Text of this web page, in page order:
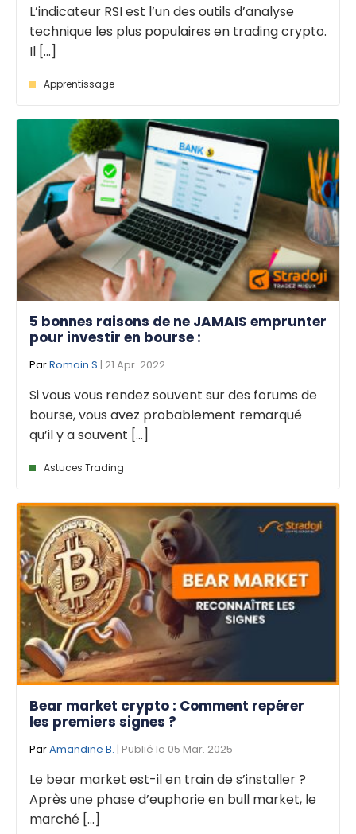
L’indicateur RSI est l’un des outils d’analyse
technique les plus populaires en trading crypto.
Il [...]
Apprentissage
5 bonnes raisons de ne JAMAIS emprunter
pour investir en bourse :
ParRomain S | 21 Apr. 2022
Si vous vous rendez souvent sur des forums de
bourse, vous avez probablement remarqué
qu’il y a souvent [...]
Astuces Trading
Bear market crypto : Comment repérer
les premiers signes ?
ParAmandine B. | Publié le 05 Mar. 2025
Le bear market est-il en train de s’installer ?
Après une phase d’euphorie en bull market, le
marché [...]